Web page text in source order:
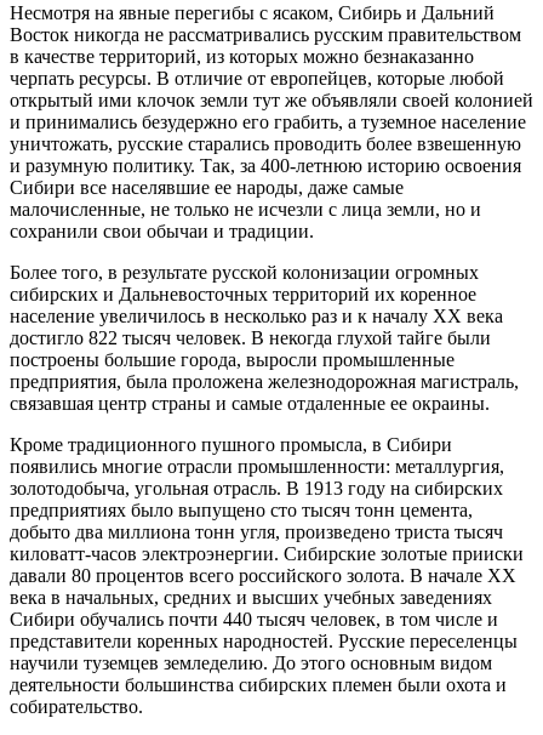
Несмотря на явные перегибы с ясаком, Сибирь и Дальний
Восток никогда не рассматривались русским правительством
в качестве территорий, из которых можно безнаказанно
черпать ресурсы. В отличие от европейцев, которые любой
открытый ими клочок земли тут же объявляли своей колонией
и принимались безудержно его грабить, а туземное население
уничтожать, русские старались проводить более взвешенную
и разумную политику. Так, за 400-летнюю историю освоения
Сибири все населявшие ее народы, даже самые
малочисленные, не только не исчезли с лица земли, но и
сохранили свои обычаи и традиции.
Более того, в результате русской колонизации огромных
сибирских и Дальневосточных территорий их коренное
население увеличилось в несколько раз и к началу XX века
достигло 822 тысяч человек. В некогда глухой тайге были
построены большие города, выросли промышленные
предприятия, была проложена железнодорожная магистраль,
связавшая центр страны и самые отдаленные ее окраины.
Кроме традиционного пушного промысла, в Сибири
появились многие отрасли промышленности: металлургия,
золотодобыча, угольная отрасль. В 1913 году на сибирских
предприятиях было выпущено сто тысяч тонн цемента,
добыто два миллиона тонн угля, произведено триста тысяч
киловатт-часов электроэнергии. Сибирские золотые прииски
давали 80 процентов всего российского золота. В начале XX
века в начальных, средних и высших учебных заведениях
Сибири обучались почти 440 тысяч человек, в том числе и
представители коренных народностей. Русские переселенцы
научили туземцев земледелию. До этого основным видом
деятельности большинства сибирских племен были охота и
собирательство.